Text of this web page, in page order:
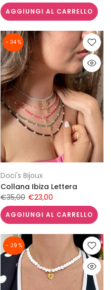
AGGIUNGI AL CARRELLO
- 34 %
Doci's Bijoux
Collana Ibiza Lettera
€35,00 €23,00
AGGIUNGI AL CARRELLO
- 29 %